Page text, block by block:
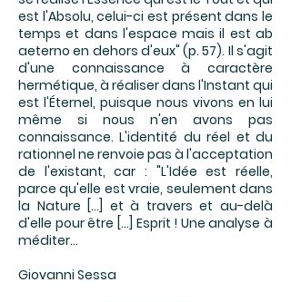
est l'Absolu, celui-ci est présent dans le
temps et dans l'espace mais il est ab
aeterno en dehors d'eux" (p. 57). Il s'agit
d'une connaissance à caractère
hermétique, à réaliser dans l'Instant qui
est l'Éternel, puisque nous vivons en lui
même si nous n'en avons pas
connaissance. L'identité du réel et du
rationnel ne renvoie pas à l'acceptation
de l'existant, car : "L'Idée est réelle,
parce qu'elle est vraie, seulement dans
la Nature [...] et à travers et au-delà
d'elle pour être [...] Esprit ! Une analyse à
méditer...
Giovanni Sessa